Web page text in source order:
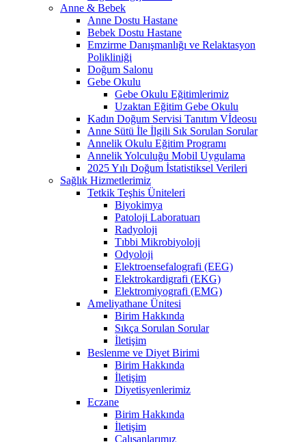
Anne & Bebek
Anne Dostu Hastane
Bebek Dostu Hastane
Emzirme Danışmanlığı ve Relaktasyon
Polikliniği
Doğum Salonu
Gebe Okulu
Gebe Okulu Eğitimlerimiz
Uzaktan Eğitim Gebe Okulu
Kadın Doğum Servisi Tanıtım Vİdeosu
Anne Sütü İle İlgili Sık Sorulan Sorular
Annelik Okulu Eğitim Programı
Annelik Yolculuğu Mobil Uygulama
2025 Yılı Doğum İstatistiksel Verileri
Sağlık Hizmetlerimiz
Tetkik Teşhis Üniteleri
Biyokimya
Patoloji Laboratuarı
Radyoloji
Tıbbi Mikrobiyoloji
Odyoloji
Elektroensefalografi (EEG)
Elektrokardigrafi (EKG)
Elektromiyografi (EMG)
Ameliyathane Ünitesi
Birim Hakkında
Sıkça Sorulan Sorular
İletişim
Beslenme ve Diyet Birimi
Birim Hakkında
İletişim
Diyetisyenlerimiz
Eczane
Birim Hakkında
İletişim
Çalışanlarımız